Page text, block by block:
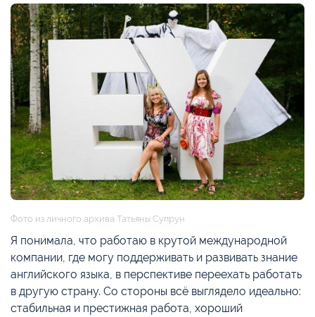
Фото из личного архива Татьяны Супрун
Я понимала, что работаю в крутой международной
компании, где могу поддерживать и развивать знание
английского языка, в перспективе переехать работать
в другую страну. Со стороны всё выглядело идеально:
стабильная и престижная работа, хороший